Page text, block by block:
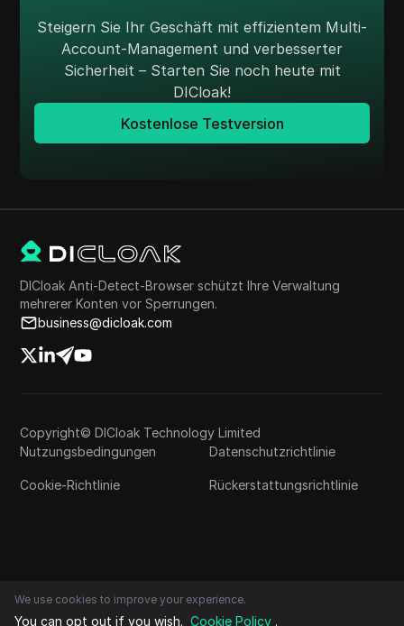
Steigern Sie Ihr Geschäft mit effizientem Multi-
Account-Management und verbesserter
Sicherheit – Starten Sie noch heute mit
DICloak!
Kostenlose Testversion
DICloak Anti-Detect-Browser schützt Ihre Verwaltung
mehrerer Konten vor Sperrungen.
business@dicloak.com
Copyright© DICloak Technology Limited
Nutzungsbedingungen
Datenschutzrichtlinie
Cookie-Richtlinie Rückerstattungsrichtlinie
We use cookies to improve your experience.
You can opt out if you wish. Cookie Policy .